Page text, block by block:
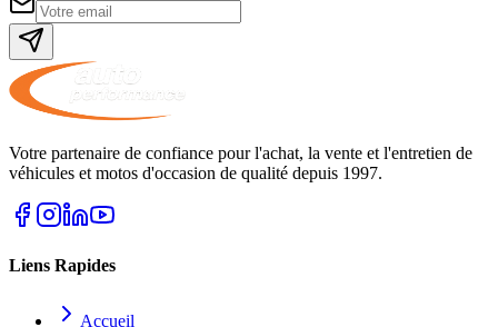
Votre partenaire de confiance pour l'achat, la vente et l'entretien de
véhicules et motos d'occasion de qualité depuis 1997.
Liens Rapides
Accueil